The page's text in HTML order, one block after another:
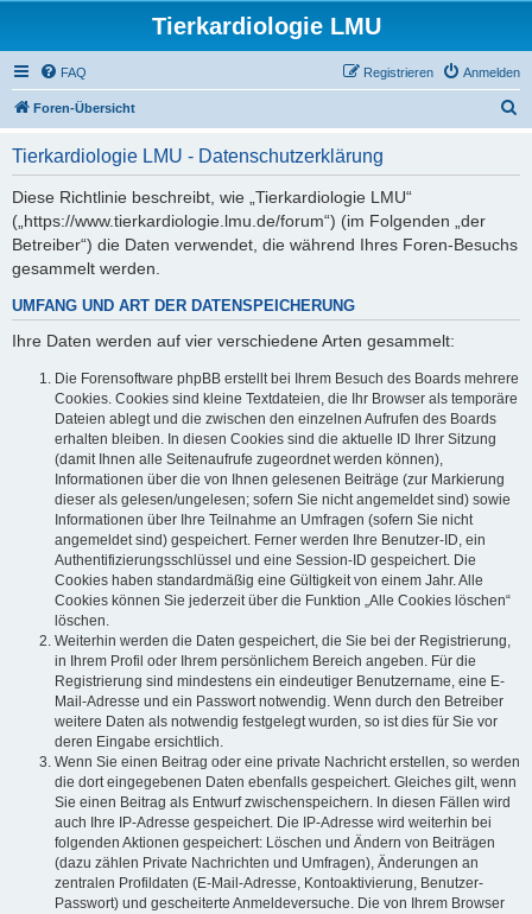
Tierkardiologie LMU
FAQ Anmelden
Registrieren
Foren-Übersicht
Tierkardiologie LMU - Datenschutzerklärung
Diese Richtlinie beschreibt, wie „Tierkardiologie LMU“
(„https://www.tierkardiologie.lmu.de/forum“) (im Folgenden „der
Betreiber“) die Daten verwendet, die während Ihres Foren-Besuchs
gesammelt werden.
UMFANG UND ART DER DATENSPEICHERUNG
Ihre Daten werden auf vier verschiedene Arten gesammelt:
Die Forensoftware phpBB erstellt bei Ihrem Besuch des Boards mehrere
Cookies. Cookies sind kleine Textdateien, die Ihr Browser als temporäre
Dateien ablegt und die zwischen den einzelnen Aufrufen des Boards
erhalten bleiben. In diesen Cookies sind die aktuelle ID Ihrer Sitzung
(damit Ihnen alle Seitenaufrufe zugeordnet werden können),
Informationen über die von Ihnen gelesenen Beiträge (zur Markierung
dieser als gelesen/ungelesen; sofern Sie nicht angemeldet sind) sowie
Informationen über Ihre Teilnahme an Umfragen (sofern Sie nicht
angemeldet sind) gespeichert. Ferner werden Ihre Benutzer-ID, ein
Authentifizierungsschlüssel und eine Session-ID gespeichert. Die
Cookies haben standardmäßig eine Gültigkeit von einem Jahr. Alle
Cookies können Sie jederzeit über die Funktion „Alle Cookies löschen“
löschen.
Weiterhin werden die Daten gespeichert, die Sie bei der Registrierung,
in Ihrem Profil oder Ihrem persönlichem Bereich angeben. Für die
Registrierung sind mindestens ein eindeutiger Benutzername, eine E-
Mail-Adresse und ein Passwort notwendig. Wenn durch den Betreiber
weitere Daten als notwendig festgelegt wurden, so ist dies für Sie vor
deren Eingabe ersichtlich.
Wenn Sie einen Beitrag oder eine private Nachricht erstellen, so werden
die dort eingegebenen Daten ebenfalls gespeichert. Gleiches gilt, wenn
Sie einen Beitrag als Entwurf zwischenspeichern. In diesen Fällen wird
auch Ihre IP-Adresse gespeichert. Die IP-Adresse wird weiterhin bei
folgenden Aktionen gespeichert: Löschen und Ändern von Beiträgen
(dazu zählen Private Nachrichten und Umfragen), Änderungen an
zentralen Profildaten (E-Mail-Adresse, Kontoaktivierung, Benutzer-
Passwort) und gescheiterte Anmeldeversuche. Die von Ihrem Browser